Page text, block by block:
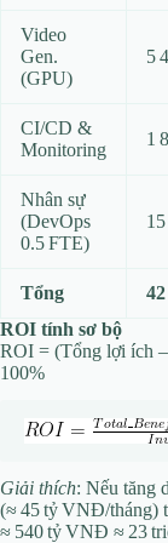
Video
Gen.
(GPU)
5
CI/CD &
Monitoring
1
Nhân sự
(DevOps
0.5 FTE)
Tổng
ROI tính sơ bộ
ROI = (Tổng lợi ích
100%
Giải thích: Nếu tăng
(≈ 45 tỷ VNĐ/tháng)
≈ 540 tỷ VNĐ ≈ 23